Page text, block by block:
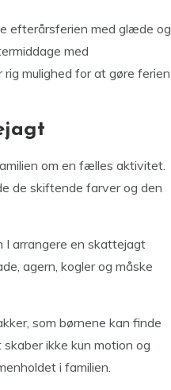
efterårsferien med glæde og
med
mulighed for at gøre ferien
om en fælles aktivitet.
de skiftende farver og den
I arrangere en skattejagt
agern, kogler og måske
som børnene kan finde
ikke kun motion og
i familien.